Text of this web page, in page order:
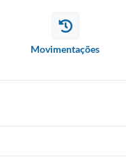
Movimentações